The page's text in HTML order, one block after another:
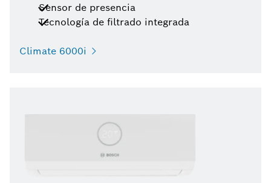
Sensor de presencia
Tecnología de filtrado integrada
Climate 6000i